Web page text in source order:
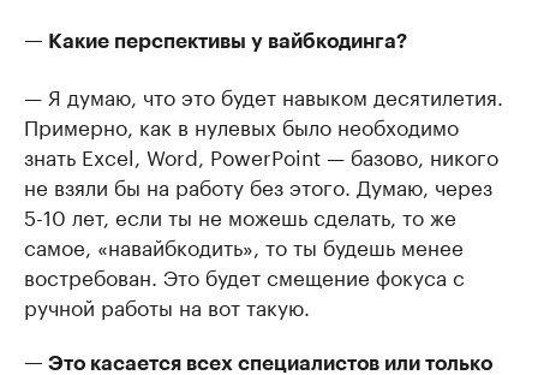
— Какие перспективы у вайбкодинга?
— Я думаю, что это будет навыком десятилетия.
Примерно, как в нулевых было необходимо
знать Excel, Word, PowerPoint — базово, никого
не взяли бы на работу без этого. Думаю, через
5-10 лет, если ты не можешь сделать, то же
самое, «навайбкодить», то ты будешь менее
востребован. Это будет смещение фокуса с
ручной работы на вот такую.
— Это касается всех специалистов или только